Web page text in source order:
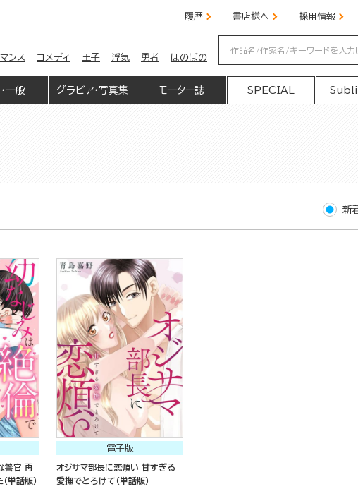
履歴 書店様へ 採用情報
ンス コメディ 王子 浮気 勇者 ほのぼの
一般 グラビア・写真集 モーター誌 SPECIAL
新
警官 再
単話版）
電子版
オジサマ部長に恋煩い 甘すぎる
愛撫でとろけて（単話版）